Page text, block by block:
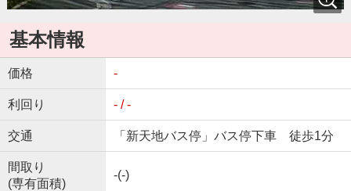
基本情報
価格 -
利回り - / -
交通 「新天地バス停」バス停下車 徒歩1分
間取り
(専有面積)
-(-)